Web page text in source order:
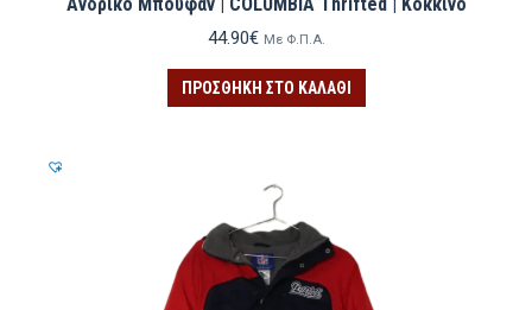
44.90€ Με Φ.Π.Α.
ΠΡΟΣΘΉΚΗ ΣΤΟ ΚΑΛΆΘΙ